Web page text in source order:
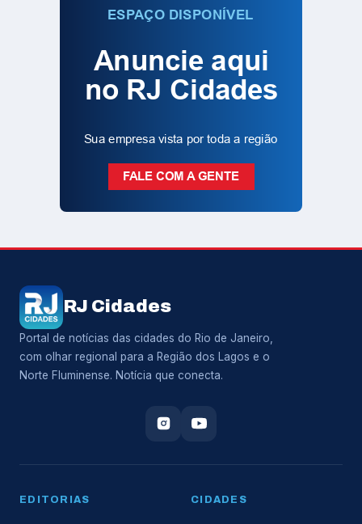
RJ Cidades
Portal de notícias das cidades do Rio de Janeiro,
com olhar regional para a Região dos Lagos e o
Norte Fluminense. Notícia que conecta.
EDITORIAS CIDADES